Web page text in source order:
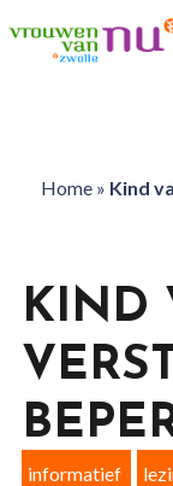
Home» Kind
KIND
informatief